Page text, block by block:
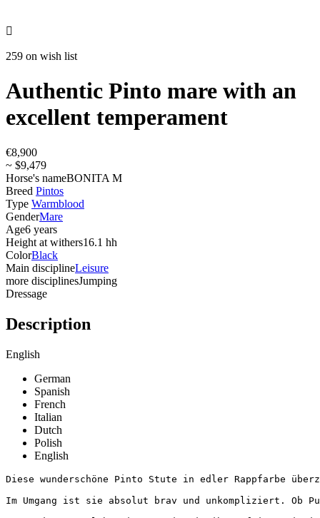

259 on wish list
Authentic Pinto mare with an
excellent temperament
€8,900
~ $9,479
Horse's nameBONITA M
Breed Pintos
Type Warmblood
GenderMare
Age6 years
Height at withers16.1 hh
ColorBlack
Main disciplineLeisure
more disciplinesJumping
Dressage
Description
English
German
Spanish
French
Italian
Dutch
Polish
English
Diese wunderschöne Pinto Stute in edler Rappfarbe
Im Umgang ist sie absolut brav und unkompliziert. Ob